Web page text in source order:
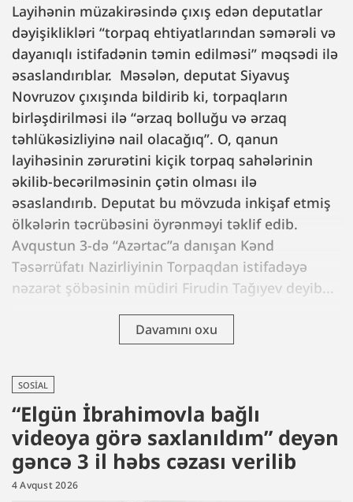
Layihənin müzakirəsində çıxış edən deputatlar
dəyişiklikləri “torpaq ehtiyatlarından səmərəli və
dayanıqlı istifadənin təmin edilməsi” məqsədi ilə
əsaslandırıblar. Məsələn, deputat Siyavuş
Novruzov çıxışında bildirib ki, torpaqların
birləşdirilməsi ilə “ərzaq bolluğu və ərzaq
təhlükəsizliyinə nail olacağıq”. O, qanun
layihəsinin zərurətini kiçik torpaq sahələrinin
əkilib-becərilməsinin çətin olması ilə
əsaslandırıb. Deputat bu mövzuda inkişaf etmiş
ölkələrin təcrübəsini öyrənməyi təklif edib.
Avqustun 3-də “Azərtac”a danışan Kənd
Təsərrüfatı Nazirliyinin Torpaqdan istifadəyə
nəzarət şöbəsinin müdiri Firudin Tağıyev deyib...
Davamını oxu
SOSIAL
“Elgün İbrahimovla bağlı
videoya görə saxlanıldım” deyən
gəncə 3 il həbs cəzası verilib
4 Avqust 2026